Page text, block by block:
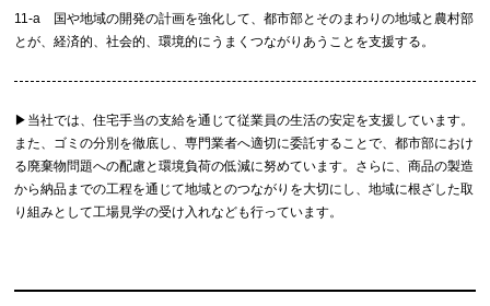
11-a 国や地域の開発の計画を強化して、都市部とそのまわりの地域と農村部
とが、経済的、社会的、環境的にうまくつながりあうことを支援する。
▶︎当社では、住宅手当の支給を通じて従業員の生活の安定を支援しています。
また、ゴミの分別を徹底し、専門業者へ適切に委託することで、都市部におけ
る廃棄物問題への配慮と環境負荷の低減に努めています。さらに、商品の製造
から納品までの工程を通じて地域とのつながりを大切にし、地域に根ざした取
り組みとして工場見学の受け入れなども行っています。